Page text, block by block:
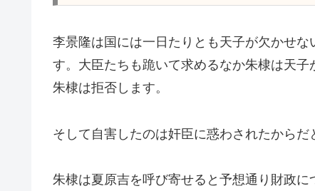
李景隆は国には一日たりとも天子が欠かせ
す。大臣たちも跪いて求めるなか朱棣は天
朱棣は拒否します。
そして自害したのは奸臣に惑わされたからだ
朱棣は夏原吉を呼び寄せると予想通り財政